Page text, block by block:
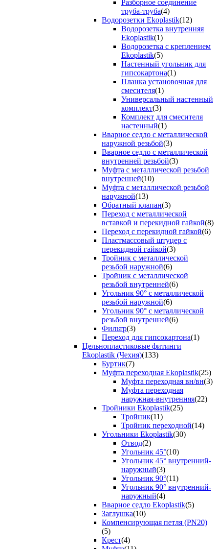
Разборное соединение
труба-труба(4)
Водорозетки Ekoplastik(12)
Водорозетка внутренняя
Ekoplastik(1)
Водорозетка с креплением
Ekoplastik(5)
Настенный угольник для
гипсокартона(1)
Планка установочная для
смесителя(1)
Универсальный настенный
комплект(3)
Комплект для смесителя
настенный(1)
Вварное седло с металлической
наружной резьбой(3)
Вварное седло с металлической
внутренней резьбой(3)
Муфта с металлической резьбой
внутренней(10)
Муфта с металлической резьбой
наружной(13)
Обратный клапан(3)
Переход с металлической
вставкой и перекидной гайкой(8)
Переход с перекидной гайкой(6)
Пластмассовый штуцер с
перекидной гайкой(3)
Тройник с металлической
резьбой наружной(6)
Тройник с металлической
резьбой внутренней(6)
Угольник 90° с металлической
резьбой наружной(6)
Угольник 90° с металлической
резьбой внутренней(6)
Фильтр(3)
Переход для гипсокартона(1)
Цельнопластиковые фитинги
Ekoplastik (Чехия)(133)
Буртик(7)
Муфта переходная Ekoplastik(25)
Муфта переходная вн/вн(3)
Муфта переходная
наружная-внутренняя(22)
Тройники Ekoplastik(25)
Тройник(11)
Тройник переходной(14)
Угольники Ekoplastik(30)
Отвод(2)
Угольник 45°(10)
Угольник 45° внутренний-
наружный(3)
Угольник 90°(11)
Угольник 90° внутренний-
наружный(4)
Вварное седло Ekoplastik(5)
Заглушка(10)
Компенсирующая петля (PN20)
(5)
Крест(4)